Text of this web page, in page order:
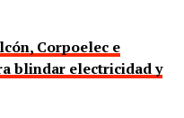
Corpoelec e
blindar electricidad y